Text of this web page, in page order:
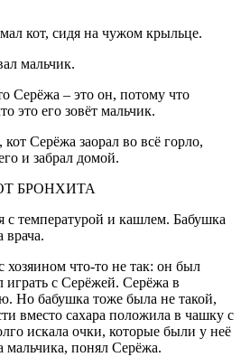
кот, сидя на чужом крыльце.
мальчик.
Серёжа – это он, потому что
это его зовёт мальчик.
Серёжа заорал во всё горло,
и забрал домой.
БРОНХИТА
с температурой и кашлем. Бабушка
врача.
хозяином что-то не так: он был
играть с Серёжей. Серёжа в
Но бабушка тоже была не такой,
вместо сахара положила в чашку с
искала очки, которые были у неё
мальчика, понял Серёжа.